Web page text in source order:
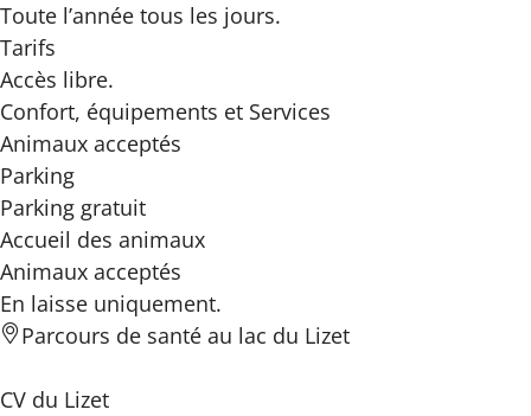
Toute l’année tous les jours.
Tarifs
Accès libre.
Confort, équipements et Services
Animaux acceptés
Parking
Parking gratuit
Accueil des animaux
Animaux acceptés
En laisse uniquement.
Parcours de santé au lac du Lizet
CV du Lizet